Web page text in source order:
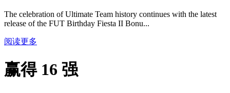
The celebration of Ultimate Team history continues with the latest
release of the FUT Birthday Fiesta II Bonu...
阅读更多
赢得 16 强